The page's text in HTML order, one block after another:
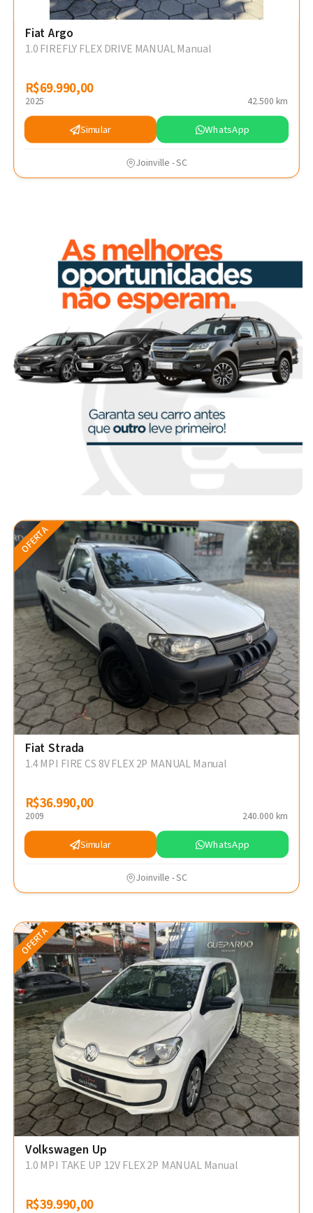
Fiat Argo
1.0 FIREFLY FLEX DRIVE MANUAL Manual
R$69.990,00
R$69.990,00
2025 42.500 km
Simular WhatsApp
Joinville - SC
OFERTA
Fiat Strada
1.4 MPI FIRE CS 8V FLEX 2P MANUAL Manual
R$36.990,00
R$36.990,00
2009 240.000 km
Simular WhatsApp
Joinville - SC
OFERTA
Volkswagen Up
1.0 MPI TAKE UP 12V FLEX 2P MANUAL Manual
R$39.990,00
R$39.990,00